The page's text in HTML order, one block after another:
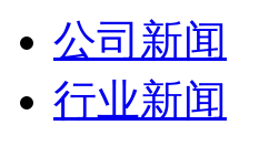
公司新闻
行业新闻